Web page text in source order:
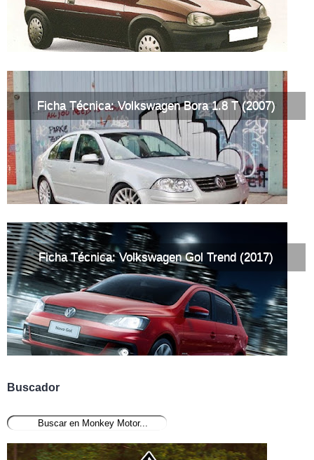
Ficha Técnica: Volkswagen Bora 1.8 T (2007)
Ficha Técnica: Volkswagen Gol Trend (2017)
Buscador